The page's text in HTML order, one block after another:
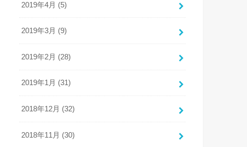
2019年4月 (5)
2019年3月 (9)
2019年2月 (28)
2019年1月 (31)
2018年12月 (32)
2018年11月 (30)